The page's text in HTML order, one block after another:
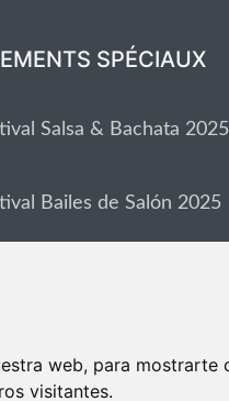
web, para
visitantes.
SPÉCIAUX
Salsa & Bachata 2025
Bailes de Salón 2025